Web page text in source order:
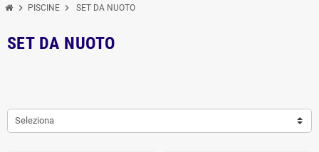
chevron_right PISCINE chevron_right SET DA NUOTO
SET DA NUOTO
Seleziona